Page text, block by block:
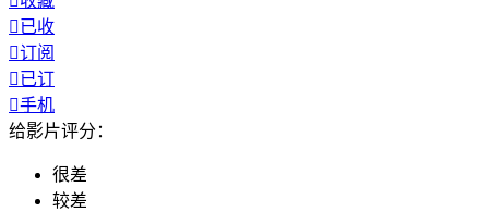
已收
订阅
已订
手机
给影片评分：
很差
较差